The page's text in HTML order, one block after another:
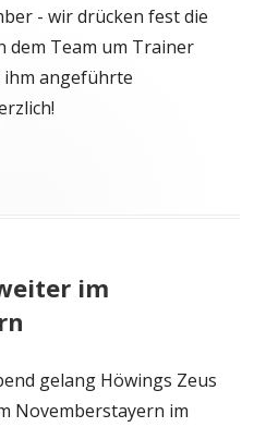
- wir drücken fest die
dem Team um Trainer
ihm angeführte
im
gelang Höwings Zeus
Novemberstayern im